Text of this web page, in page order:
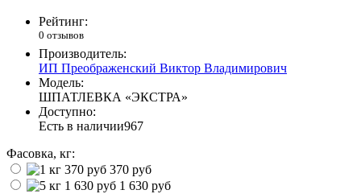
Рейтинг:
0 отзывов
Производитель:
ИП Преображенский Виктор Владимирович
Модель:
ШПАТЛЕВКА «ЭКСТРА»
Доступно:
Есть в наличии967
Фасовка, кг:
370 руб
1 630 руб